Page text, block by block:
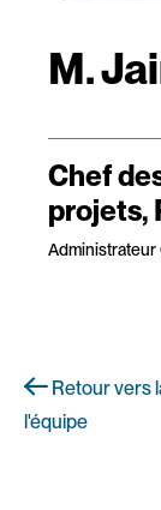
M.
Chef
projets,
Administrateur
Retour vers
l'équipe